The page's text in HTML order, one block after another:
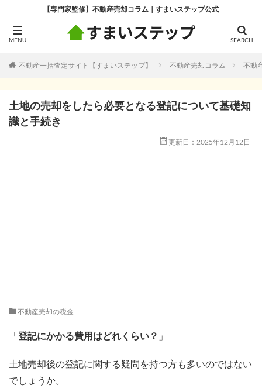
【専門家監修】不動産売却コラム｜すまいステップ公式
不動産一括査定サイト【すまいステップ】 不動産売却コラム 不動
土地の売却をしたら必要となる登記について基礎知
識と手続き
更新日：2025年12月12日
不動産売却の税金
「 登記にかかる費用はどれくらい？ 」
土地売却後の登記に関する疑問を持つ方も多いのではない
でしょうか。